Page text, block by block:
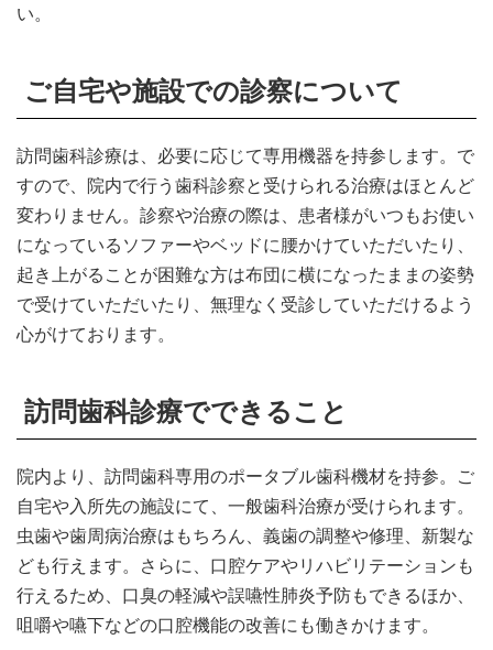
い。
ご自宅や施設での診察について
訪問歯科診療は、必要に応じて専用機器を持参します。で
すので、院内で行う歯科診察と受けられる治療はほとんど
変わりません。診察や治療の際は、患者様がいつもお使い
になっているソファーやベッドに腰かけていただいたり、
起き上がることが困難な方は布団に横になったままの姿勢
で受けていただいたり、無理なく受診していただけるよう
心がけております。
訪問歯科診療でできること
院内より、訪問歯科専用のポータブル歯科機材を持参。ご
自宅や入所先の施設にて、一般歯科治療が受けられます。
虫歯や歯周病治療はもちろん、義歯の調整や修理、新製な
ども行えます。さらに、口腔ケアやリハビリテーションも
行えるため、口臭の軽減や誤嚥性肺炎予防もできるほか、
咀嚼や嚥下などの口腔機能の改善にも働きかけます。